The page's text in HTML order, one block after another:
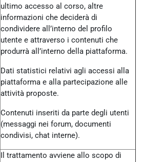
ultimo accesso al corso, altre
informazioni che deciderà di
condividere all’interno del profilo
utente e attraverso i contenuti che
produrrà all’interno della piattaforma.
Dati statistici relativi agli accessi alla
piattaforma e alla partecipazione alle
attività proposte.
Contenuti inseriti da parte degli utenti
(messaggi nei forum, documenti
condivisi, chat interne).
Il trattamento avviene allo scopo di